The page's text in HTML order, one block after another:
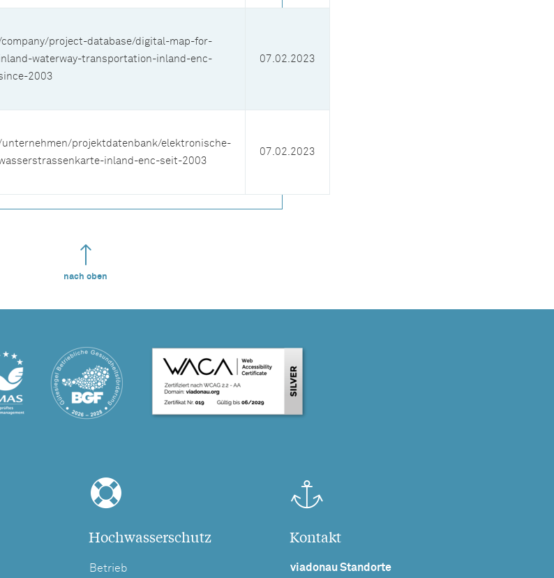
project-database/digital-map-for-
waterway-transportation-inland-enc-
2003
07.02.2023
projektdatenbank/elektronische-
inland-enc-seit-2003
07.02.2023
nach oben
Hochwasserschutz
Betrieb
Kontakt
viadonau Standorte